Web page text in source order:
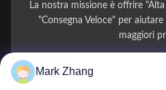
La nostra missione è offrire
"Consegna Veloce" per
maggiori
Il Tuo Nome
Mark Zhang